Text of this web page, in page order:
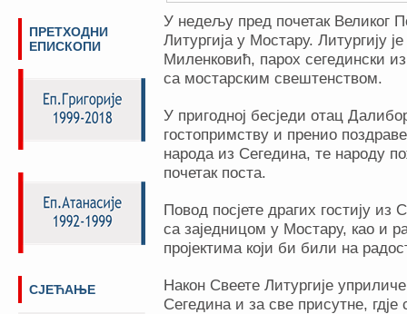
У недељу пред почетак Великог
Литургија у Мостару. Литургију
Миленковић, парох сегедински
са мостарским свештенством.
У пригодној бесједи отац
гостопримству и пренио
народа из Сегедина, те народу
почетак поста.
Повод посјете драгих гостију из
са заједницом у Мостару, као и
пројектима који би били на
Након Свеете Литургије
Сегедина и за све присутне,
ПРЕТХОДНИ
ЕПИСКОПИ
СЈЕЋАЊЕ